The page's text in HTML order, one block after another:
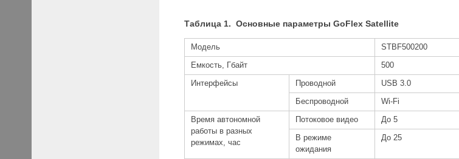
Таблица 1. Основные параметры GoFlex Satellite
Модель STBF500200
Емкость, Гбайт 500
Интерфейсы Проводной USB 3.0
Беспроводной Wi-Fi
Время автономной
работы в разных
режимах, час
Потоковое видео До 5
В режиме
ожидания
До 25